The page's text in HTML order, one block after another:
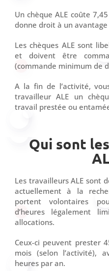
Un chèque ALE coûte
donne droit à un avantage
Les chèques ALE sont
et doivent être
(commande minimum de
A la fin de l’activité,
travailleur ALE un
travail prestée ou
Qui sont
Les travailleurs ALE sont
actuellement à la
portent volontaires
d’heures légalement
allocations.
Ceux-ci peuvent prester
mois (selon l’activité),
heures par an.